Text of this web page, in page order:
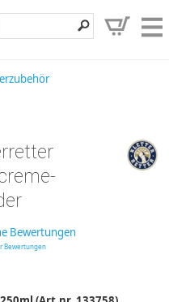
Entdecken
Angebote
Kundenbereich
Bewertungen
Bewertungen